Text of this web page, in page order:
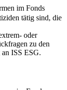
im Fonds
tätig sind, die
oder
zu den
ISS ESG.